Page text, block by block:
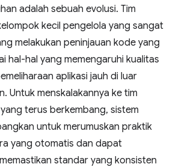
adalah sebuah evolusi. Tim
kecil pengelola yang sangat
melakukan peninjauan kode yang
hal-hal yang memengaruhi kualitas
aplikasi jauh di luar
Untuk menskalakannya ke tim
terus berkembang, sistem
untuk merumuskan praktik
yang otomatis dan dapat
standar yang konsisten